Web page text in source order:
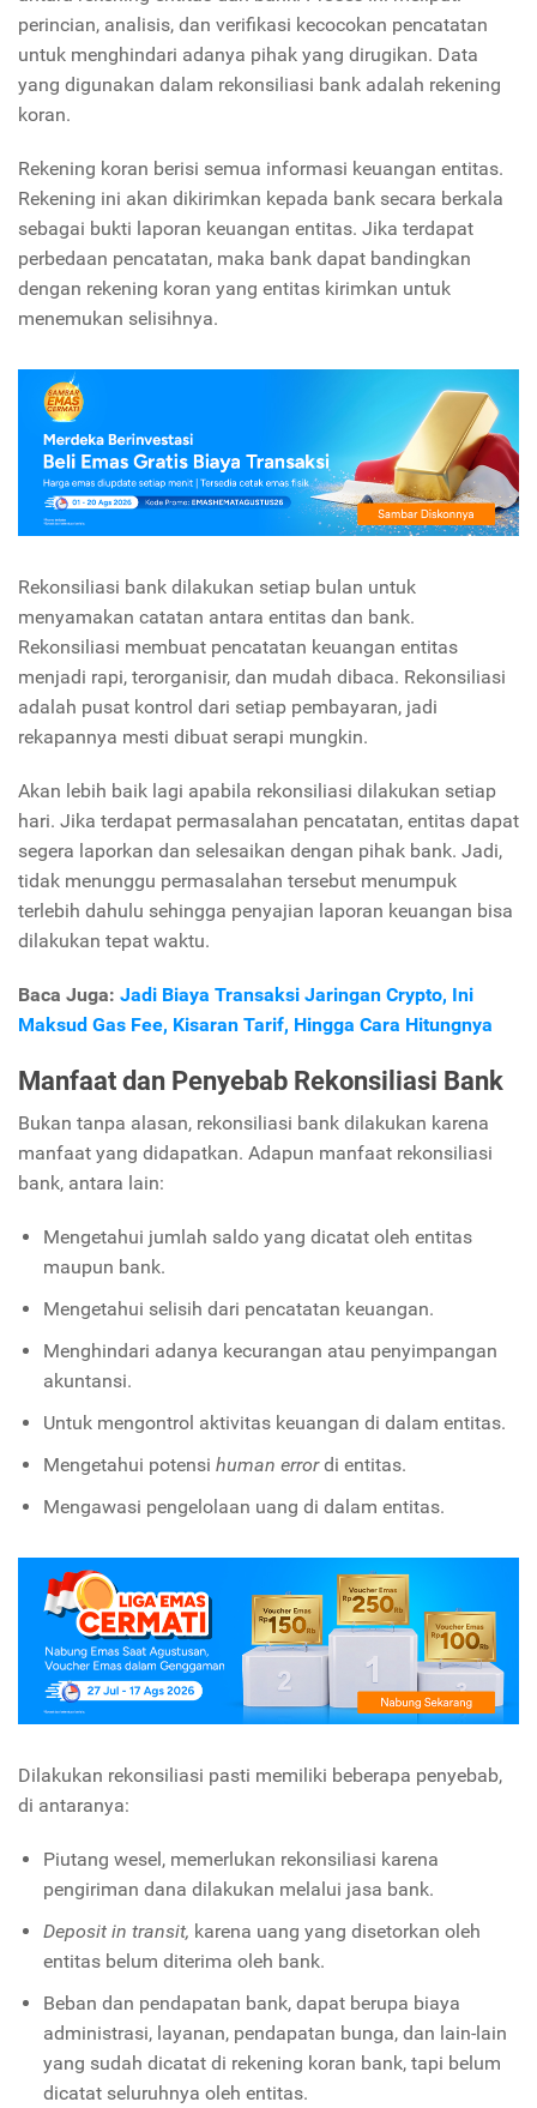
perincian, analisis, dan verifikasi kecocokan pencatatan
untuk menghindari adanya pihak yang dirugikan. Data
yang digunakan dalam rekonsiliasi bank adalah rekening
koran.
Rekening koran berisi semua informasi keuangan entitas.
Rekening ini akan dikirimkan kepada bank secara berkala
sebagai bukti laporan keuangan entitas. Jika terdapat
perbedaan pencatatan, maka bank dapat bandingkan
dengan rekening koran yang entitas kirimkan untuk
menemukan selisihnya.
Rekonsiliasi bank dilakukan setiap bulan untuk
menyamakan catatan antara entitas dan bank.
Rekonsiliasi membuat pencatatan keuangan entitas
menjadi rapi, terorganisir, dan mudah dibaca. Rekonsiliasi
adalah pusat kontrol dari setiap pembayaran, jadi
rekapannya mesti dibuat serapi mungkin.
Akan lebih baik lagi apabila rekonsiliasi dilakukan setiap
hari. Jika terdapat permasalahan pencatatan, entitas dapat
segera laporkan dan selesaikan dengan pihak bank. Jadi,
tidak menunggu permasalahan tersebut menumpuk
terlebih dahulu sehingga penyajian laporan keuangan bisa
dilakukan tepat waktu.
Baca Juga: Jadi Biaya Transaksi Jaringan Crypto, Ini
Maksud Gas Fee, Kisaran Tarif, Hingga Cara Hitungnya
Manfaat dan Penyebab Rekonsiliasi Bank
Bukan tanpa alasan, rekonsiliasi bank dilakukan karena
manfaat yang didapatkan. Adapun manfaat rekonsiliasi
bank, antara lain:
Mengetahui jumlah saldo yang dicatat oleh entitas
maupun bank.
Mengetahui selisih dari pencatatan keuangan.
Menghindari adanya kecurangan atau penyimpangan
akuntansi.
Untuk mengontrol aktivitas keuangan di dalam entitas.
Mengetahui potensi human errordi entitas.
Mengawasi pengelolaan uang di dalam entitas.
Dilakukan rekonsiliasi pasti memiliki beberapa penyebab,
di antaranya:
Piutang wesel, memerlukan rekonsiliasi karena
pengiriman dana dilakukan melalui jasa bank.
Deposit in transit, karena uang yang disetorkan oleh
entitas belum diterima oleh bank.
Beban dan pendapatan bank, dapat berupa biaya
administrasi, layanan, pendapatan bunga, dan lain-lain
yang sudah dicatat di rekening koran bank, tapi belum
dicatat seluruhnya oleh entitas.